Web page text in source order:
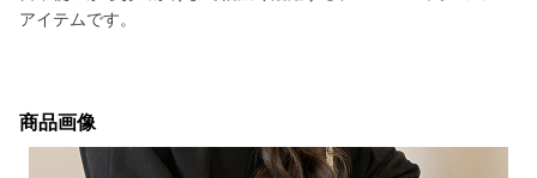
アイテムです。
商品画像